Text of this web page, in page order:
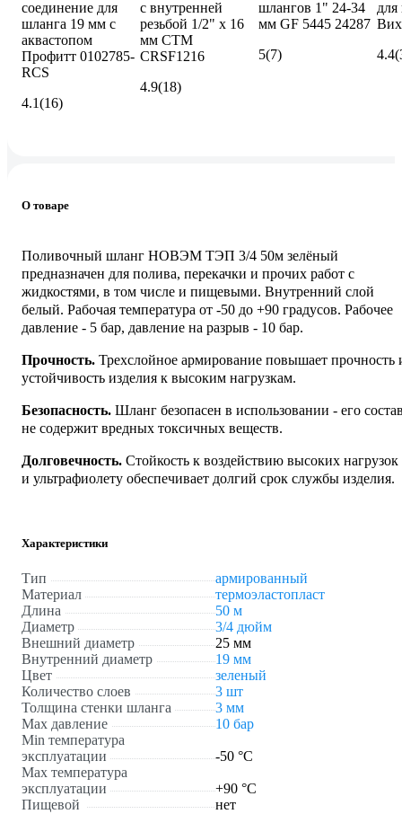
соединение для
шланга 19 мм с
аквастопом
Профитт 0102785-
RCS
4.1(16)
с внутренней
резьбой 1/2" х 16
мм СТМ
CRSF1216
4.9(18)
шлангов 1" 24-34
мм GF 5445 24287
5(7)
для
4.4
О товаре
Поливочный шланг НОВЭМ ТЭП 3/4 50м зелёный
предназначен для полива, перекачки и прочих работ с
жидкостями, в том числе и пищевыми. Внутренний слой
белый. Рабочая температура от -50 до +90 градусов. Рабочее
давление - 5 бар, давление на разрыв - 10 бар.
Прочность. Трехслойное армирование повышает прочность
устойчивость изделия к высоким нагрузкам.
Безопасность. Шланг безопасен в использовании - его
не содержит вредных токсичных веществ.
Долговечность. Стойкость к воздействию высоких нагрузок
и ультрафиолету обеспечивает долгий срок службы изделия.
Характеристики
Тип
армированный
Материал
термоэластопласт
Длина
50 м
Диаметр
3/4 дюйм
Внешний диаметр
25 мм
Внутренний диаметр
19 мм
Цвет
зеленый
Количество слоев
3 шт
Толщина стенки шланга
3 мм
Max давление
10 бар
Min температура
эксплуатации
-50 °С
Мах температура
эксплуатации
+90 °С
Пищевой
нет